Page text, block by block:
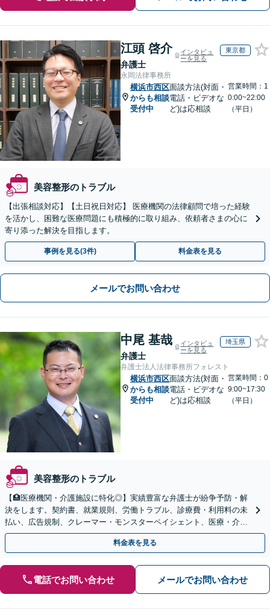
江頭 啓介
弁護士
インタビュ
ーを見る
東京都
永岡法律事務所
横浜市西区
からも相談
受付中
面談方法(対面・
電話・ビデオな
ど)は応相談
営業時間：1
0:00~22:00
（平日）
美容整形のトラブル
【出張相談対応】【土日祝日対応】 医療機関の法律顧問で培った経験
を活かし、困難な医療問題にも積極的に取り組み、依頼者さまの心に
寄り添った解決を目指します。
事例を見る(3件) 料金表を見る
メールでお問い合わせ
中尾 基哉
弁護士
インタビュ
ーを見る
埼玉県
弁護士法人法律事務所フォレスト
横浜市西区
からも相談
受付中
面談方法(対面・
電話・ビデオな
ど)は応相談
営業時間：0
9:00~17:30
（平日）
美容整形のトラブル
【🏥医療機関・介護施設に特化◎】実績豊富な弁護士が紛争予防・解
決をします。契約書、就業規則、労働トラブル、診療費・利用料の未
払い、広告規制、クレーマー・モンスターペイシェント、医療・介護
事故などに対応【顧問契約あり】
料金表を見る
電話でお問い合わせ メールでお問い合わせ